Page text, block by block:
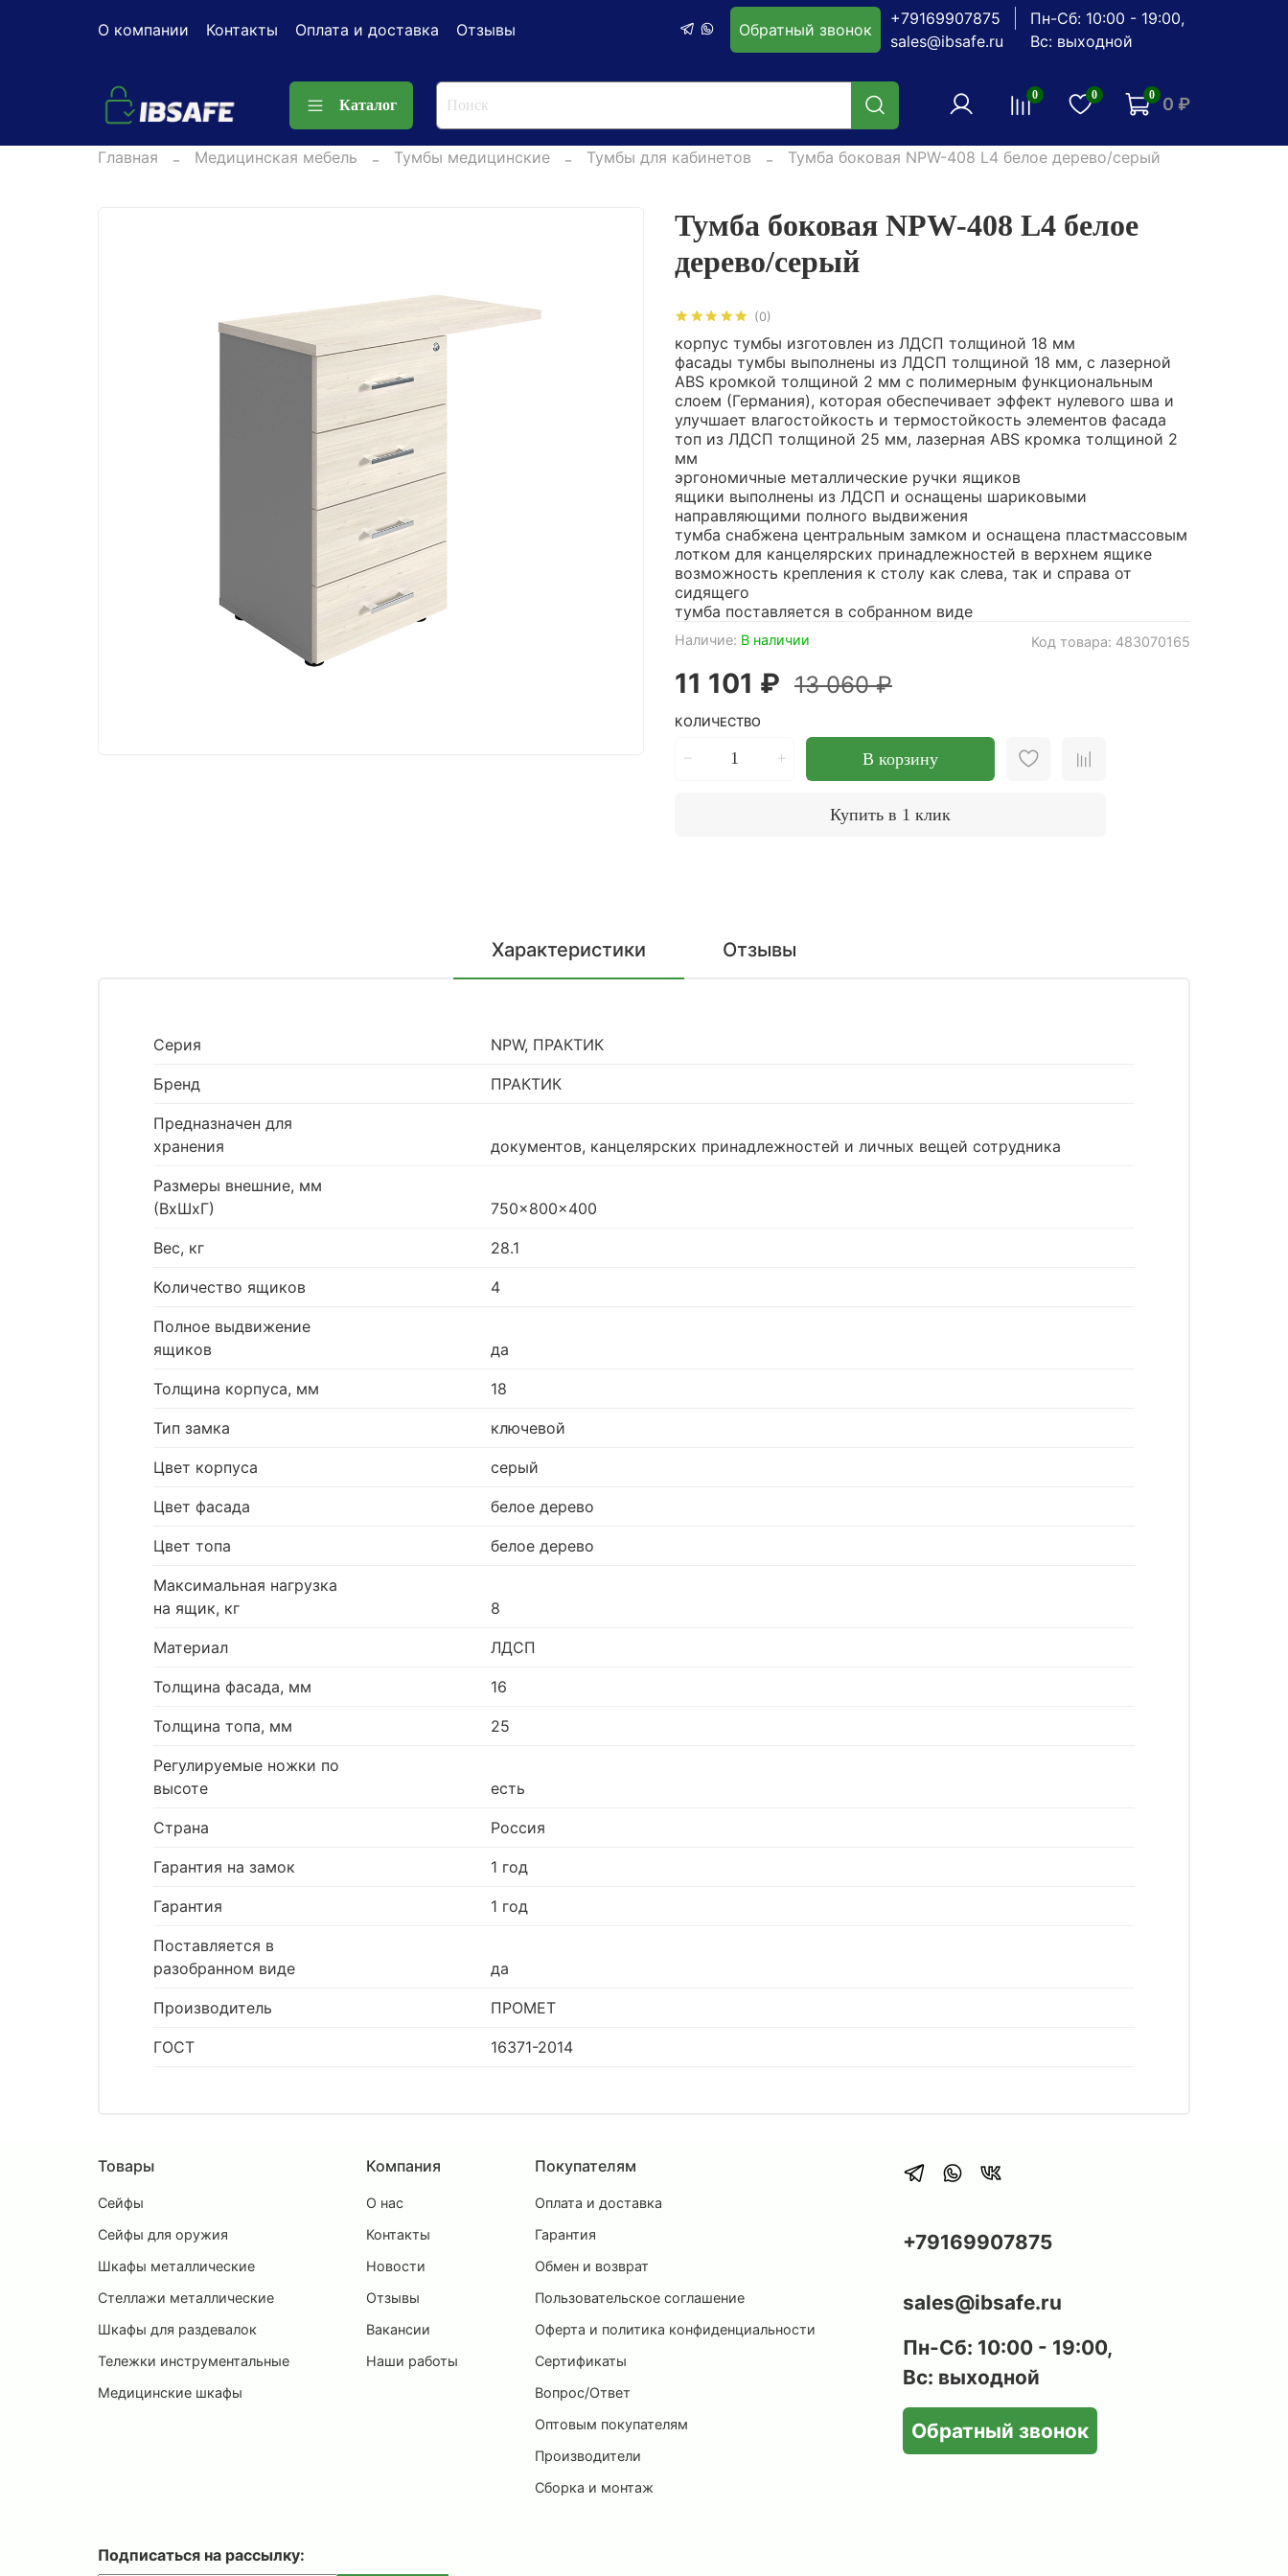
О компании Контакты Оплата и доставка Отзывы Обратный звонок
+79169907875
sales@ibsafe.ru
Пн-Сб: 10:00 - 19:00,
Вс: выходной
Каталог
0 0 0 0 ₽
Главная Медицинская мебель Тумбы медицинские Тумбы для кабинетов Тумба боковая NPW-408 L4 белое дерево/серый
(0)
Код товара: 483070165
Наличие: В наличии
Тумба боковая NPW-408 L4 белое
дерево/серый
11 101 ₽ 13 060 ₽
КОЛИЧЕСТВО
В корзину
Купить в 1 клик
корпус тумбы изготовлен из ЛДСП толщиной 18 мм
фасады тумбы выполнены из ЛДСП толщиной 18 мм, с лазерной
ABS кромкой толщиной 2 мм с полимерным функциональным
слоем (Германия), которая обеспечивает эффект нулевого шва и
улучшает влагостойкость и термостойкость элементов фасада
топ из ЛДСП толщиной 25 мм, лазерная ABS кромка толщиной 2
мм
эргономичные металлические ручки ящиков
ящики выполнены из ЛДСП и оснащены шариковыми
направляющими полного выдвижения
тумба снабжена центральным замком и оснащена пластмассовым
лотком для канцелярских принадлежностей в верхнем ящике
возможность крепления к столу как слева, так и справа от
сидящего
тумба поставляется в собранном виде
Характеристики Отзывы
Серия NPW, ПРАКТИК
Бренд ПРАКТИК
Предназначен для
хранения
документов, канцелярских принадлежностей и личных вещей сотрудника
Размеры внешние, мм
(ВхШхГ)
750x800x400
Вес, кг 28.1
Количество ящиков 4
Полное выдвижение
ящиков
да
Толщина корпуса, мм 18
Тип замка ключевой
Цвет корпуса серый
Цвет фасада белое дерево
Цвет топа белое дерево
Максимальная нагрузка
на ящик, кг
8
Материал ЛДСП
Толщина фасада, мм 16
Толщина топа, мм 25
Регулируемые ножки по
высоте
есть
Страна Россия
Гарантия на замок 1 год
Гарантия 1 год
Поставляется в
разобранном виде
да
Производитель ПРОМЕТ
ГОСТ 16371-2014
Товары
Сейфы
Сейфы для оружия
Шкафы металлические
Стеллажи металлические
Шкафы для раздевалок
Тележки инструментальные
Медицинские шкафы
Компания
О нас
Контакты
Новости
Отзывы
Вакансии
Наши работы
Покупателям
Оплата и доставка
Гарантия
Обмен и возврат
Пользовательское соглашение
Оферта и политика конфиденциальности
Сертификаты
Вопрос/Ответ
Оптовым покупателям
Производители
Сборка и монтаж
+79169907875
sales@ibsafe.ru
Пн-Сб: 10:00 - 19:00,
Вс: выходной
Обратный звонок
Подписаться на рассылку: